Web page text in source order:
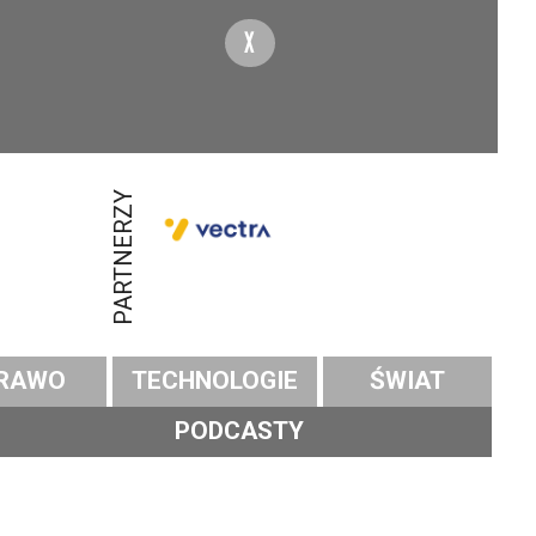
X
PARTNERZY
TECHNOLOGIE
ŚWIAT
PODCASTY